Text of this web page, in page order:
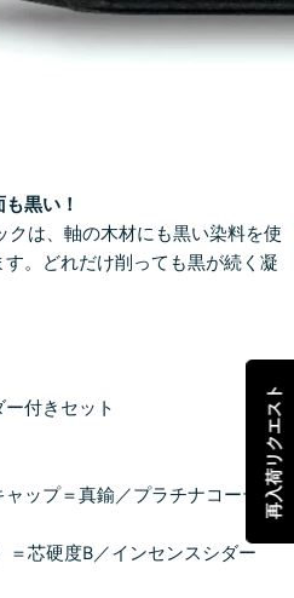
黒い！
は、軸の木材にも黒い染料を使
。どれだけ削っても黒が続く凝
付きセット
ップ＝真鍮／プラチナコーティ
芯硬度B／インセンスシダー
再入荷リクエスト